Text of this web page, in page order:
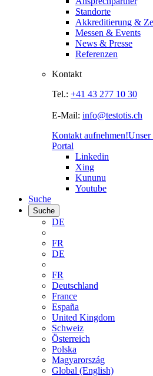
Standorte
Akkreditierung &
Messen & Events
News & Presse
Referenzen
Kontakt
Tel.: +41 43 277 10 30
E-Mail: info@testotis.ch
Kontakt aufnehmen!Unser
Portal
Linkedin
Xing
Kununu
Youtube
Suche
Suche
DE
FR
DE
FR
Deutschland
France
España
United Kingdom
Schweiz
Österreich
Polska
Magyarország
Global (English)